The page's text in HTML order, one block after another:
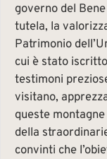
governo del
tutela, la
Patrimonio
cui è stato
testimoni
visitano,
queste
della
convinti che